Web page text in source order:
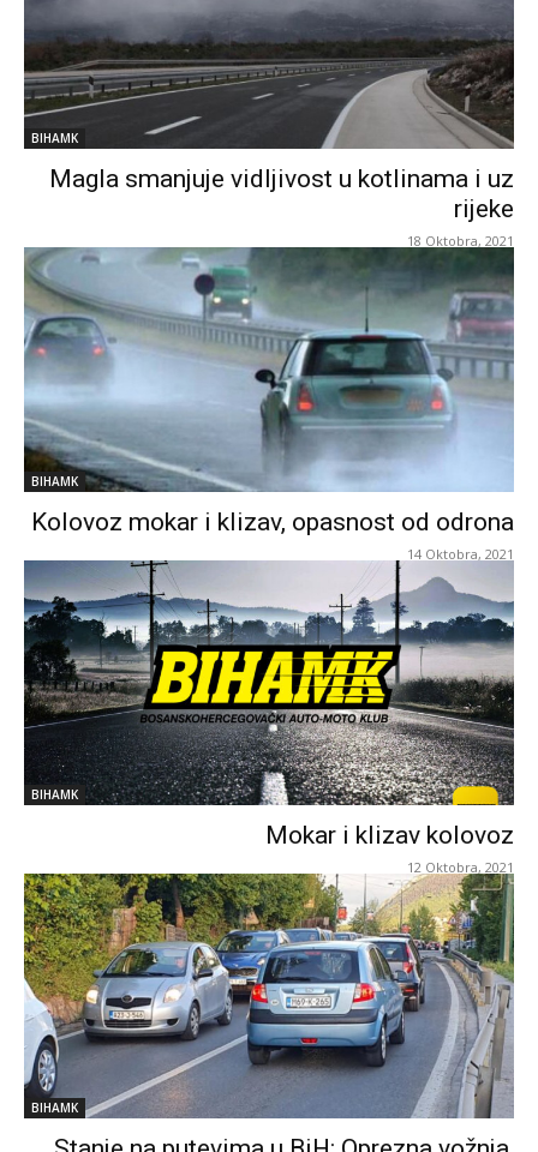
BIHAMK
Magla smanjuje vidljivost u kotlinama i uz
rijeke
18 Oktobra, 2021
BIHAMK
Kolovoz mokar i klizav, opasnost od odrona
14 Oktobra, 2021
BIHAMK
Mokar i klizav kolovoz
12 Oktobra, 2021
BIHAMK